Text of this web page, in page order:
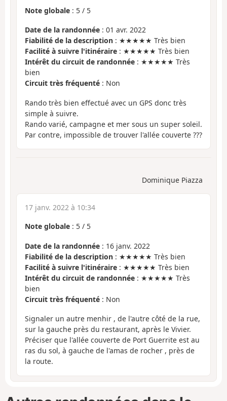
Note globale : 5 / 5
Date de la randonnée : 01 avr. 2022
Fiabilité de la description : ★★★★★ Très bien
Facilité à suivre l'itinéraire : ★★★★★ Très bien
Intérêt du circuit de randonnée : ★★★★★ Très
bien
Circuit très fréquenté : Non
Rando très bien effectué avec un GPS donc très
simple à suivre.
Rando varié, campagne et mer sous un super soleil.
Par contre, impossible de trouver l'allée couverte ???
Dominique Piazza
17 janv. 2022 à 10:34
Note globale : 5 / 5
Date de la randonnée : 16 janv. 2022
Fiabilité de la description : ★★★★★ Très bien
Facilité à suivre l'itinéraire : ★★★★★ Très bien
Intérêt du circuit de randonnée : ★★★★★ Très
bien
Circuit très fréquenté : Non
Signaler un autre menhir , de l'autre côté de la rue,
sur la gauche près du restaurant, après le Vivier.
Préciser que l'allée couverte de Port Guerrite est au
ras du sol, à gauche de l'amas de rocher , près de
la route.